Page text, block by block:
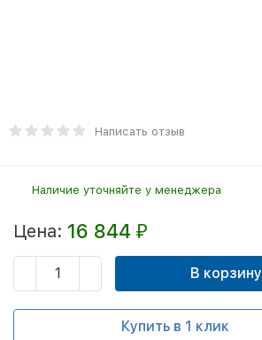
Написать отзыв
Наличие уточняйте у менеджера
Цена: 16 844 ₽
В корзину
Купить в 1 клик